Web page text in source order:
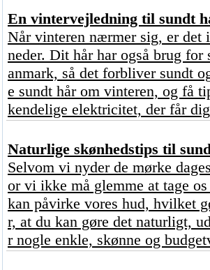
En vintervejledning til sundt
Når vinteren nærmer sig, er det
neder. Dit hår har også brug
anmark, så det forbliver sundt
e sundt hår om vinteren, og få
kendelige elektricitet, der får
Naturlige skønhedstips til
Selvom vi nyder de mørke
or vi ikke må glemme at tage
kan påvirke vores hud, hvilket
r, at du kan gøre det naturligt,
r nogle enkle, skønne og